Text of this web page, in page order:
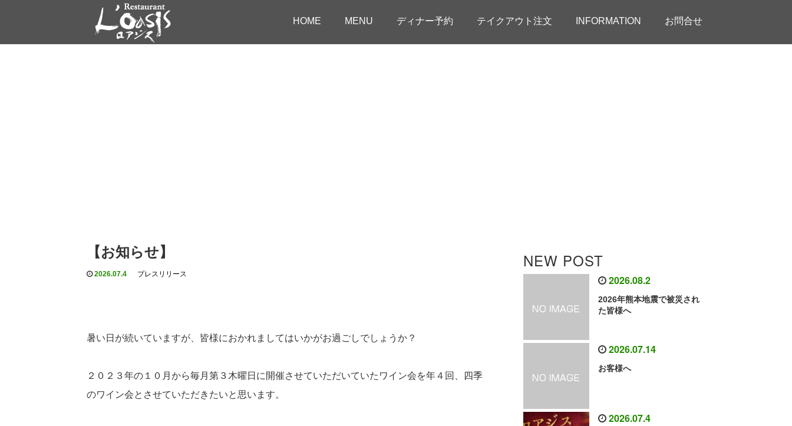
HOME MENU ディナー予約 テイクアウト注文 INFORMATION お問合せ
【お知らせ】
2026.07.4 プレスリリース
暑い日が続いていますが、皆様におかれましてはいかがお過ごしでしょうか？
２０２３年の１０月から毎月第３木曜日に開催させていただいていたワイン会を年４回、四季
のワイン会とさせていただきたいと思います。
NEW POST
2026.08.2
2026年熊本地震で被災され
た皆様へ
2026.07.14
お客様へ
2026.07.4